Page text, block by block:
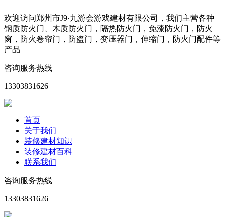
欢迎访问郑州市J9·九游会游戏建材有限公司，我们主营各种
钢质防火门、木质防火门，隔热防火门，免漆防火门，防火
窗，防火卷帘门，防盗门，变压器门，伸缩门，防火门配件等
产品
咨询服务热线
13303831626
首页
关于我们
装修建材知识
装修建材百科
联系我们
咨询服务热线
13303831626